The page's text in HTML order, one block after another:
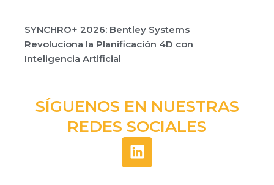
SYNCHRO+ 2026: Bentley Systems
Revoluciona la Planificación 4D con
Inteligencia Artificial
SÍGUENOS EN NUESTRAS
REDES SOCIALES
L
i